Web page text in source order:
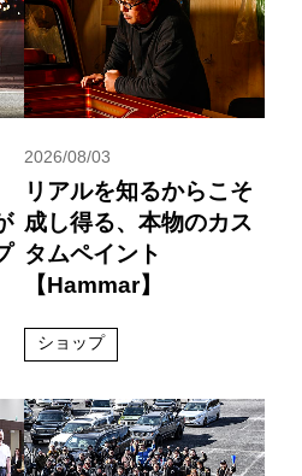
2026/08/03
リアルを知るからこそ
成し得る、本物のカス
タムペイント
【Hammar】
ショップ